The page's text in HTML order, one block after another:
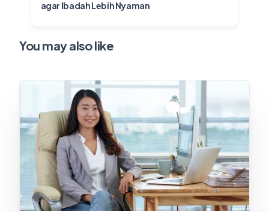
agar Ibadah Lebih Nyaman
You may also like